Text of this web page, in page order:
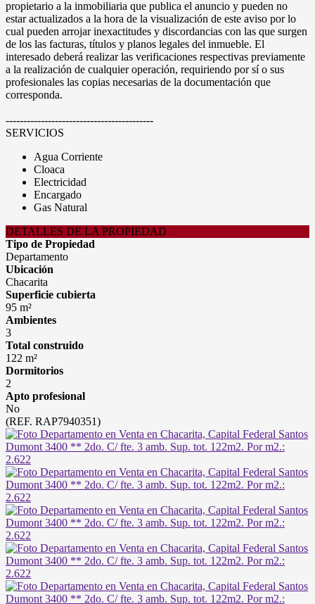
propietario a la inmobiliaria que publica el anuncio y pueden no
estar actualizados a la hora de la visualización de este aviso por lo
cual pueden arrojar inexactitudes y discordancias con las que surgen
de los las facturas, títulos y planos legales del inmueble. El
interesado deberá realizar las verificaciones respectivas previamente
a la realización de cualquier operación, requiriendo por sí o sus
profesionales las copias necesarias de la documentación que
corresponda.
------------------------------------------
SERVICIOS
Agua Corriente
Cloaca
Electricidad
Encargado
Gas Natural
DETALLES DE LA PROPIEDAD
Tipo de Propiedad
Departamento
Ubicación
Chacarita
Superficie cubierta
95 m²
Ambientes
3
Total construido
122 m²
Dormitorios
2
Apto profesional
No
(REF. RAP7940351)